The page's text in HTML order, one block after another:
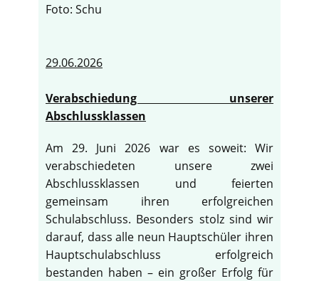
Foto: Schu
29.06.2026
Verabschiedung unserer
Abschlussklassen
Am 29. Juni 2026 war es soweit: Wir
verabschiedeten unsere zwei
Abschlussklassen und feierten
gemeinsam ihren erfolgreichen
Schulabschluss. Besonders stolz sind wir
darauf, dass alle neun Hauptschüler ihren
Hauptschulabschluss erfolgreich
bestanden haben – ein großer Erfolg für